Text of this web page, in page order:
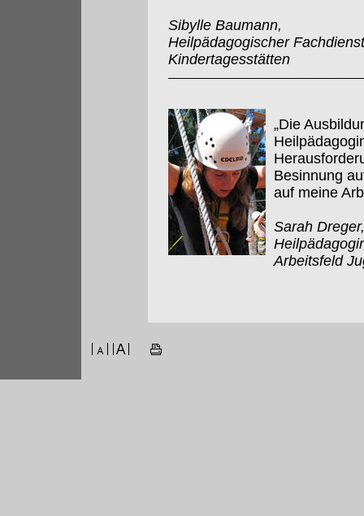
Sibylle Baumann,
Heilpädagogischer
Kindertagesstätten
„Die
Besinnung
auf meine
Sarah
Arbeitsfeld